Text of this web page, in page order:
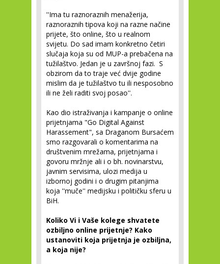
''Ima tu raznoraznih menažerija,
raznoraznih tipova koji na razne načine
prijete, što online, što u realnom
svijetu. Do sad imam konkretno četiri
slučaja koja su od MUP-a prebačena na
tužilaštvo. Jedan je u završnoj fazi. S
obzirom da to traje već dvije godine
mislim da je tužilaštvo tu ili nesposobno
ili ne želi raditi svoj posao''.
Kao dio istraživanja i kampanje o online
prijetnjama "Go Digital Against
Harassement", sa Draganom Bursaćem
smo razgovarali o komentarima na
društvenim mrežama, prijetnjama i
govoru mržnje ali i o bh. novinarstvu,
javnim servisima, ulozi medija u
izbornoj godini i o drugim pitanjima
koja ''muče'' medijsku i političku sferu u
BiH.
Koliko Vi i Vaše kolege shvatete
ozbiljno online prijetnje? Kako
ustanoviti koja prijetnja je ozbiljna,
a koja nije?